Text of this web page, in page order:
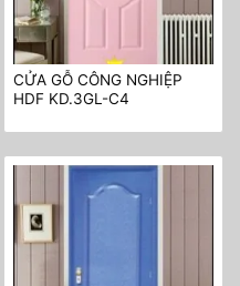
CỬA GỖ CÔNG NGHIỆP
HDF KD.3GL-C4